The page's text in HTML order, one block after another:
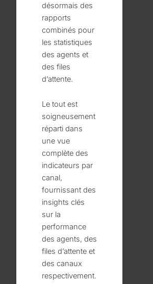
désormais des
rapports
combinés pour
les statistiques
des agents et
des files
d’attente.
Le tout est
soigneusement
réparti dans
une vue
complète des
indicateurs par
canal,
fournissant des
insights clés
sur la
performance
des agents, des
files d’attente et
des canaux
respectivement.